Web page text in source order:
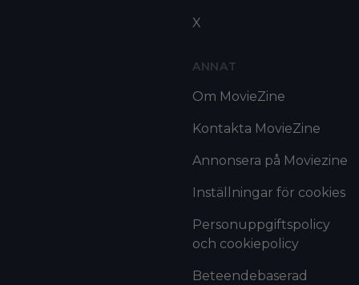
X
ANNAT
Om MovieZine
Kontakta MovieZine
Annonsera på Moviezine
Inställningar för cookies
Personuppgiftspolicy
och cookiepolicy
Beteendebaserad